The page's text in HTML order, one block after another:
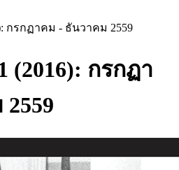
กรกฏาคม - ธันวาคม 2559
(2016): กรกฏา